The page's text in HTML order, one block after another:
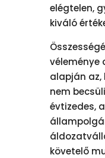
elégtelen,
kiváló
véleménye
alapján az,
nem
évtizedes,
követelő